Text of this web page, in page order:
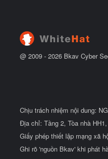
@ 2009 - 2026 Bkav Cyber
Chịu trách nhiệm nội dung:
Địa chỉ: Tầng 2, Tòa nhà
Giấy phép thiết lập mạng xã
Ghi rõ 'nguồn Bkav' khi phát